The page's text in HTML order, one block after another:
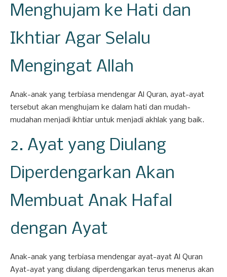
Menghujam ke Hati dan
Ikhtiar Agar Selalu
Mengingat Allah
Anak-anak yang terbiasa mendengar Al Quran, ayat-ayat
tersebut akan menghujam ke dalam hati dan mudah-
mudahan menjadi ikhtiar untuk menjadi akhlak yang baik.
2. Ayat yang Diulang
Diperdengarkan Akan
Membuat Anak Hafal
dengan Ayat
Anak-anak yang terbiasa mendengar ayat-ayat Al Quran
Ayat-ayat yang diulang diperdengarkan terus menerus akan